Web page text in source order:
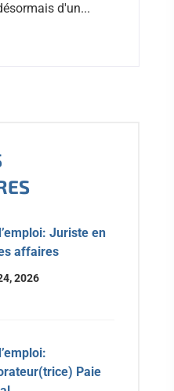
d'un...
Juriste en
affaires
2026
Paie